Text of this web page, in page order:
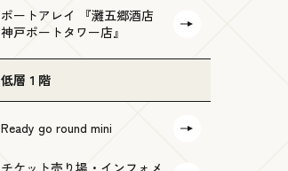
ポートアレイ 『灘五郷酒店
神戸ポートタワー店』
低層１階
Ready go round mini
チケット売り場・インフォメ